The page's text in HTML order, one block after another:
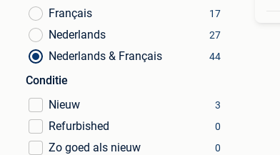
Français
17
Nederlands 27
Nederlands & Français 44
Conditie
Nieuw
3
Refurbished 0
Zo goed als nieuw 0